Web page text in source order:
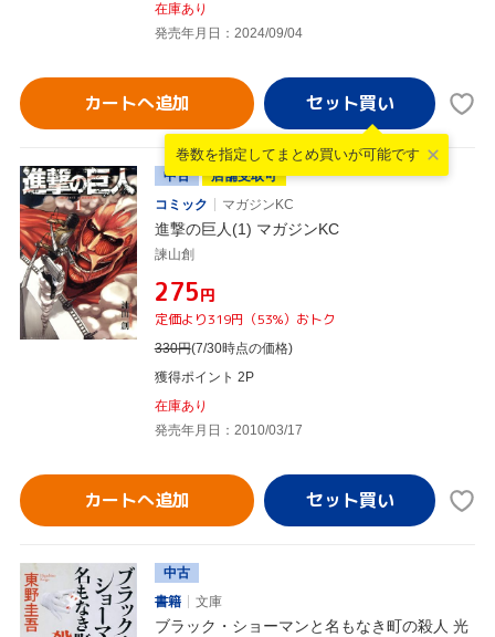
在庫あり
発売年月日：2024/09/04
カートへ追加
巻数を指定して まとめ買いが可能です
中古
店舗受取可
コミック
マガジンKC
進撃の巨人(1) マガジンKC
諫山創
¥275円
定価より319円（53%）おトク
330円(7/30時点の価格)
獲得ポイント 2P
在庫あり
発売年月日：2010/03/17
カートへ追加
中古
書籍
文庫
ブラック・ショーマンと名もなき町の殺人 光